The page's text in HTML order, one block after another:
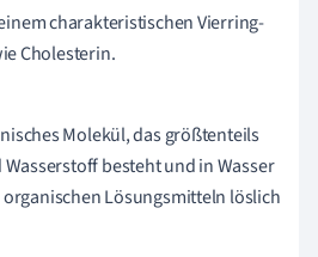
charakteristischen Vierring-
Cholesterin.
Molekül, das größtenteils
besteht und in Wasser
Lösungsmitteln löslich